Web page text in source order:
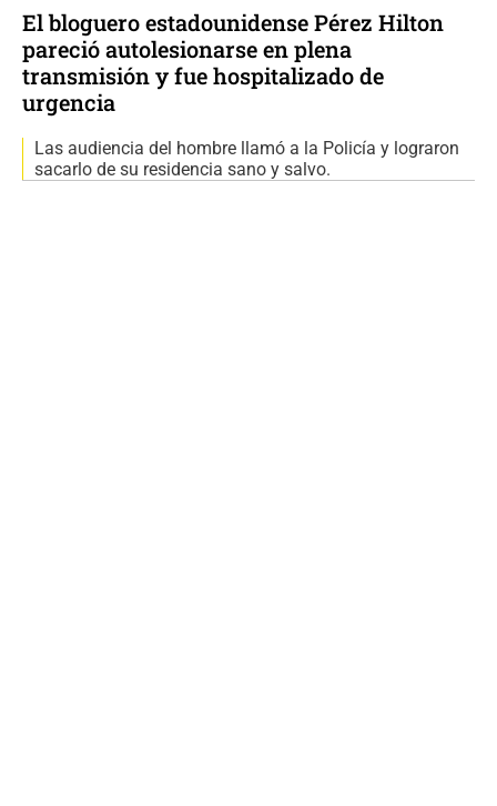
El bloguero estadounidense Pérez Hilton
pareció autolesionarse en plena
transmisión y fue hospitalizado de
urgencia
Las audiencia del hombre llamó a la Policía y lograron
sacarlo de su residencia sano y salvo.